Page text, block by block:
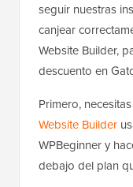
seguir nuestras
canjear
Website Builder,
descuento en
Primero,
Website Builder
WPBeginner y
debajo del plan